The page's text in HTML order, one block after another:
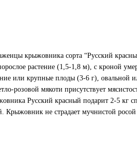
крыжовника сорта “Русский
растение (1,5-1,8 м), с кроной
или крупные плоды (3-6 г), овальной
розовой мякоти присутствует
Русский красный подарит 2-5 кг
не страдает мучнистой